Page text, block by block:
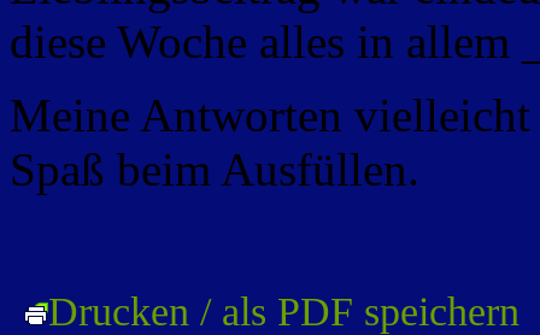
diese Woche alles in
Meine Antworten
Spaß beim Ausfüllen.
Drucken / als PDF speichern